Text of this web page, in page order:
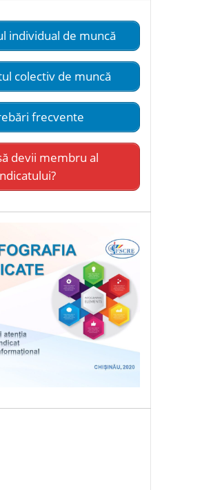
individual de muncă
colectiv de muncă
frecvente
devii membru al